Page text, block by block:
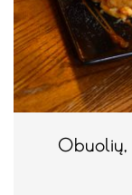
Obuolių,